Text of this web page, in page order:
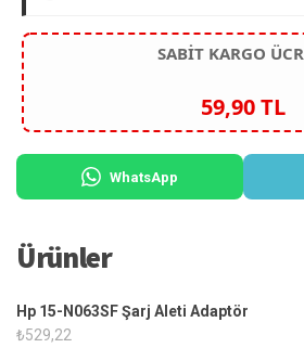
SABİT KARGO
59,90 TL
WhatsApp
Ürünler
Hp 15-N063SF Şarj Aleti Adaptör
₺529,22